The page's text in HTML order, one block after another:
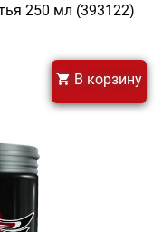
250 мл (393122)
В корзину